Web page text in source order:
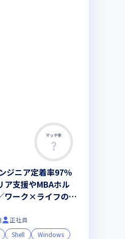
マッチ率
ジニア定着率97％
ア支援やMBAホル
ワーク×ライフのキ
正社員
Shell
Windows